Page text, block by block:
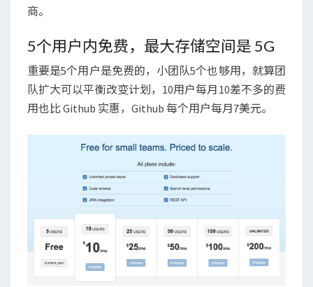
商。
5个用户内免费，最大存储空间是 5G
重要是5个用户是免费的，小团队5个也够用，就算团
队扩大可以平衡改变计划，10用户每月10差不多的费
用也比 Github 实惠，Github 每个用户每月7美元。